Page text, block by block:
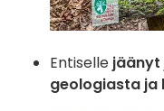
Entiselle jäänyt
geologiasta ja